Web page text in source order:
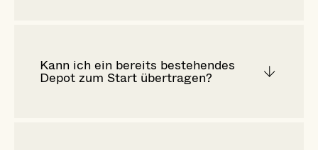
Kann ich ein bereits bestehendes
Depot zum Start übertragen?